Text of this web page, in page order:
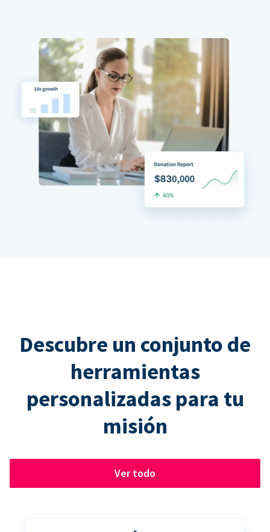
Descubre un conjunto de
herramientas
personalizadas para tu
misión
Ver todo